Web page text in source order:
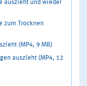
auszieht und wieder
zum Trocknen
(MP4, 9 MB)
auszieht (MP4, 12